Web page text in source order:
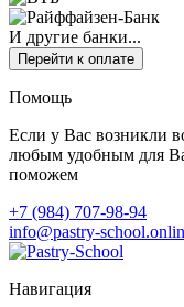
И другие банки...
Перейти к оплате
Помощь
Если у Вас возникли
любым удобным для
поможем
+7 (984) 707-98-94
info@pastry-
Навигация